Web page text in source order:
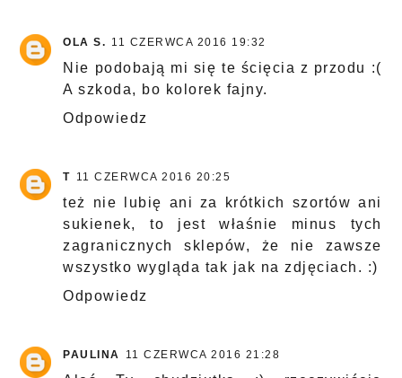
OLA S. 11 CZERWCA 2016 19:32
Nie podobają mi się te ścięcia z przodu :(
A szkoda, bo kolorek fajny.
Odpowiedz
T 11 CZERWCA 2016 20:25
też nie lubię ani za krótkich szortów ani
sukienek, to jest właśnie minus tych
zagranicznych sklepów, że nie zawsze
wszystko wygląda tak jak na zdjęciach. :)
Odpowiedz
PAULINA 11 CZERWCA 2016 21:28